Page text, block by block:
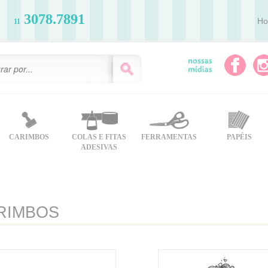
11 3078.7891
CARIMBOS
COLAS E FITAS
ADESIVAS
FERRAMENTAS PAPÉIS